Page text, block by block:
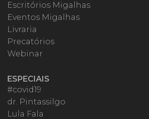
Escritórios Migalhas
Eventos Migalhas
Livraria
Precatórios
Webinar
ESPECIAIS
#covid19
dr. Pintassilgo
Lula Fala